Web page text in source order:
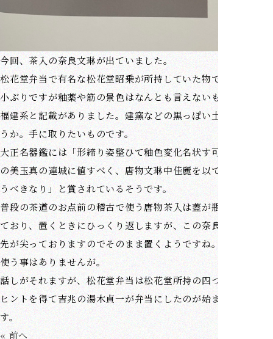
今回、茶入の奈良文琳が出ていました。
松花堂弁当で有名な松花堂昭乗が所持していた物です。
小ぶりですが釉薬や筋の景色はなんとも言えないものです。
福建系と記載がありました。建窯などの黒っぽい土なのでしょ
うか。手に取りたいものです。
大正名器鑑には「形締り姿整ひて釉色変化名状す可らず。一顆
の美玉真の連城に値すべく、唐物文琳中佳麗を以て勝る物と謂
うべきなり」と賞されているそうです。
普段の茶道のお点前の稽古で使う唐物茶入は蓋が瓶子蓋になっ
ており、置くときにひっくり返しますが、この奈良文琳の蓋は
先が尖っておりますのでそのまま置くようですね。奈良文琳を
使う事はありませんが。
話しがそれますが、松花堂弁当は松花堂所持の四つ切の塗箱に
ヒントを得て吉兆の湯木貞一が弁当にしたのが始まりとの事で
す。
« 前へ